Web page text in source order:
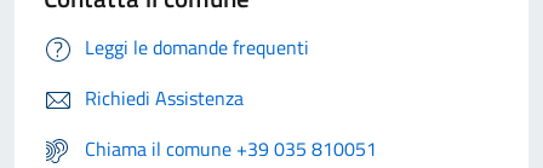
Leggi le domande frequenti
Richiedi Assistenza
Chiama il comune +39 035 810051